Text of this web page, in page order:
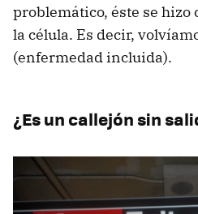
problemático, éste se hizo
la célula. Es decir,
(enfermedad incluida).
¿Es un callejón sin